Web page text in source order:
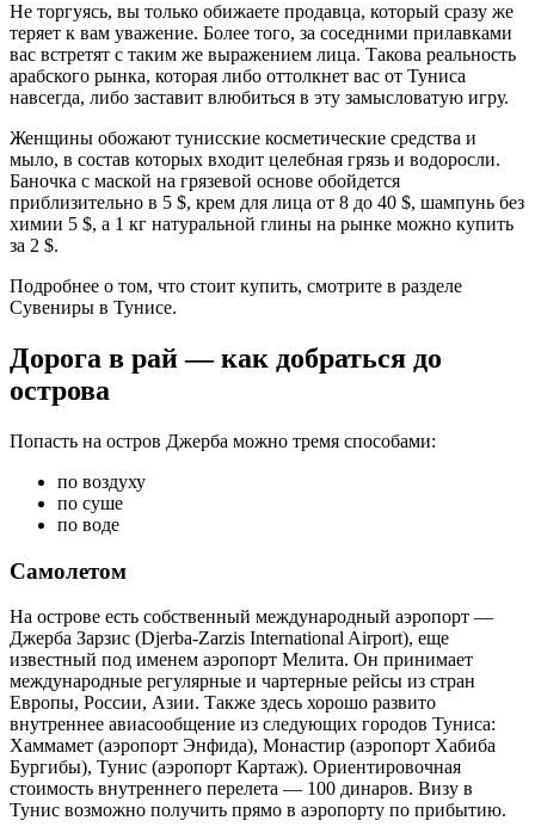
Не торгуясь, вы только обижаете продавца, который сразу же
теряет к вам уважение. Более того, за соседними прилавками
вас встретят с таким же выражением лица. Такова реальность
арабского рынка, которая либо оттолкнет вас от Туниса
навсегда, либо заставит влюбиться в эту замысловатую игру.
Женщины обожают тунисские косметические средства и
мыло, в состав которых входит целебная грязь и водоросли.
Баночка с маской на грязевой основе обойдется
приблизительно в 5 $, крем для лица от 8 до 40 $, шампунь без
химии 5 $, а 1 кг натуральной глины на рынке можно купить
за 2 $.
Подробнее о том, что стоит купить, смотрите в разделе
Сувениры в Тунисе.
Дорога в рай — как добраться до
острова
Попасть на остров Джерба можно тремя способами:
по воздуху
по суше
по воде
Самолетом
На острове есть собственный международный аэропорт —
Джерба Зарзис (Djerba-Zarzis International Airport), еще
известный под именем аэропорт Мелита. Он принимает
международные регулярные и чартерные рейсы из стран
Европы, России, Азии. Также здесь хорошо развито
внутреннее авиасообщение из следующих городов Туниса:
Хаммамет (аэропорт Энфида), Монастир (аэропорт Хабиба
Бургибы), Тунис (аэропорт Картаж). Ориентировочная
стоимость внутреннего перелета — 100 динаров. Визу в
Тунис возможно получить прямо в аэропорту по прибытию.